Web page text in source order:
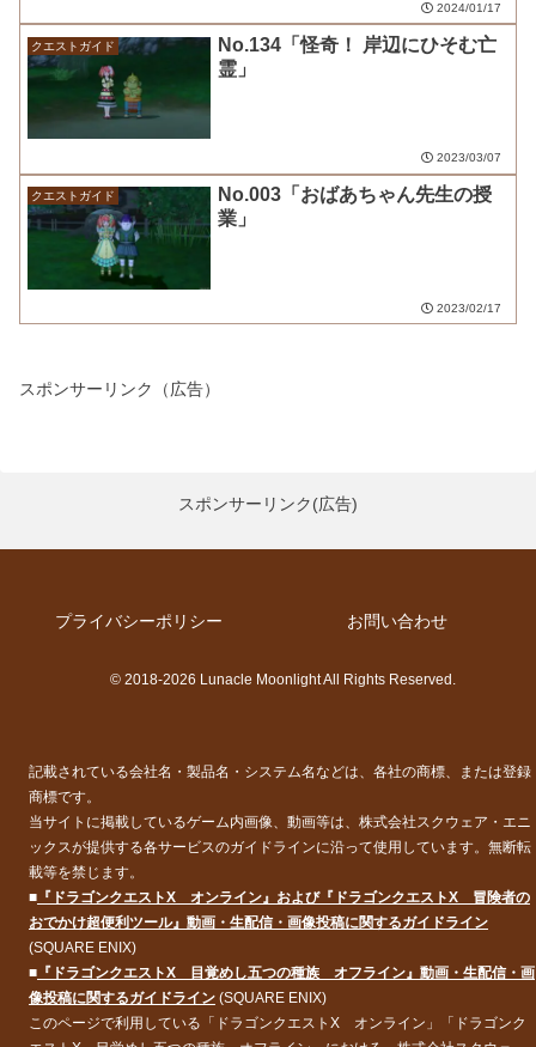
2024/01/17
クエストガイド
No.134「怪奇！ 岸辺にひそむ亡
霊」
2023/03/07
クエストガイド
No.003「おばあちゃん先生の授
業」
2023/02/17
スポンサーリンク（広告）
スポンサーリンク(広告)
プライバシーポリシー お問い合わせ
© 2018-2026 Lunacle Moonlight All Rights Reserved.
記載されている会社名・製品名・システム名などは、各社の商標、または登録
商標です。
当サイトに掲載しているゲーム内画像、動画等は、株式会社スクウェア・エニ
ックスが提供する各サービスのガイドラインに沿って使用しています。無断転
載等を禁じます。
■ 『ドラゴンクエストX オンライン』および『ドラゴンクエストX 冒険者の
おでかけ超便利ツール』動画・生配信・画像投稿に関するガイドライン
(SQUARE ENIX)
■ 『ドラゴンクエストX 目覚めし五つの種族 オフライン』動画・生配信・画
像投稿に関するガイドライン (SQUARE ENIX)
このページで利用している「ドラゴンクエストX オンライン」「ドラゴンク